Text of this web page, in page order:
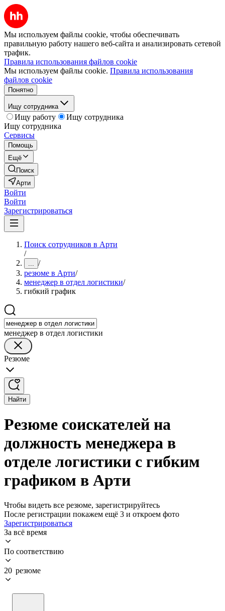
Мы используем файлы cookie, чтобы обеспечивать
правильную работу нашего веб-сайта и анализировать сетевой
трафик.
Правила использования файлов cookie
Мы используем файлы cookie. Правила использования
файлов cookie
Понятно
Ищу сотрудника
Ищу работу
Ищу сотрудника
Ищу сотрудника
Сервисы
Помощь
Ещё
Поиск
Арти
Войти
Войти
Зарегистрироваться
Поиск сотрудников в Арти
/
... /
резюме в Арти/
менеджер в отдел логистики/
гибкий график
менеджер в отдел логистики
Резюме
Найти
Резюме соискателей на
должность менеджера в
отделе логистики с гибким
графиком в Арти
Чтобы видеть все резюме, зарегистрируйтесь
После регистрации покажем ещё 3 и откроем фото
Зарегистрироваться
За всё время
По соответствию
20 резюме